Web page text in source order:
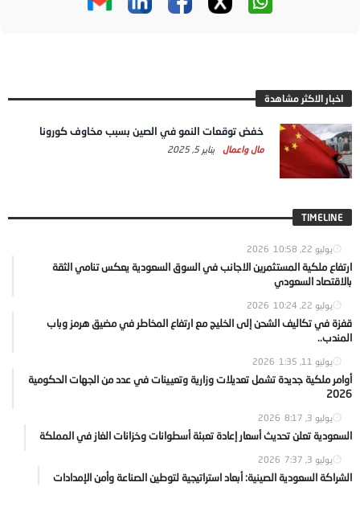
اخبار الاكثر مشاهدة
خفض توقعات النمو في الصين بسبب مخاوف كورونا
مال واعمال يناير 5, 2025
TIMELINE
يوليو 22, 2026 10:58
ارتفاع ملكية المستثمرين الاجانب في السوق السعودية يعكس تنامي الثقة
بالاقتصاد السعودي
يوليو 22, 2026 10:24
قفزة في تكاليف الشحن إلى الخليج مع ارتفاع المخاطر في مضيق هرمز وباب
المندب..
يوليو 11, 2026 1:35
أوامر ملكية جديدة تشمل تعديلات وزارية وتعيينات في عدد من الجهات الحكومية
2026
يوليو 3, 2026 8:17
السعودية تعلن تحديث أسعار إعادة تعبئة أسطوانات وخزانات الغاز في المملكة
يوليو 3, 2026 7:37
الشراكة السعودية الصينية: أبعاد استراتيجية لتوطين الصناعة وأمن الإمدادات